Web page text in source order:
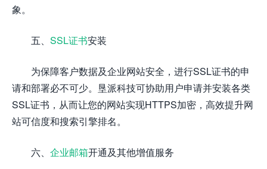
象。
五、 SSL证书安装
为保障客户数据及企业网站安全，进行SSL证书的申
请和部署必不可少。垦派科技可协助用户申请并安装各类
SSL证书，从而让您的网站实现HTTPS加密，高效提升网
站可信度和搜索引擎排名。
六、 企业邮箱开通及其他增值服务